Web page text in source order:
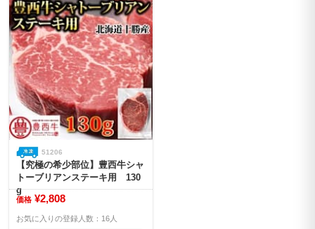
51206
【究極の希少部位】豊西牛シャ
トーブリアンステーキ用 130
g
価格 ¥2,808
お気に入りの登録人数：16人